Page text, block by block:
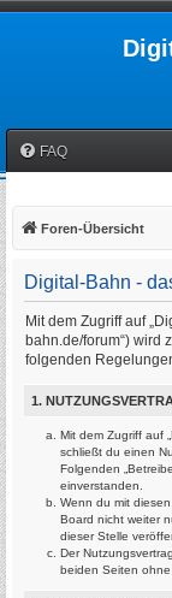
FAQ
Foren-Übersicht
Digital-Bahn -
Mit dem Zugriff auf
bahn.de/forum“) wird
folgenden
1.
Mit dem Zugriff auf
schließt du einen
Folgenden
einverstanden.
Wenn du mit
Board nicht weiter
dieser Stelle
Der
beiden Seiten ohne